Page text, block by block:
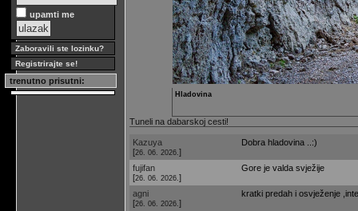
upamti me
Zaboravili ste lozinku?
Registrirajte se!
trenutno prisutni:
Hladovina
Tuneli na dabarskoj cesti!
Kazuya
[26. 06. 2026. ]
Dobra hladovina ..:)
fujifan
[26. 06. 2026. ]
Gore je valda svježije
agni
[26. 06. 2026. ]
kratki predah i osvježenje